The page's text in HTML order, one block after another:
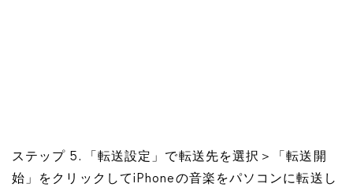
ステップ 5. 「転送設定」で転送先を選択＞「転送開
始」をクリックしてiPhoneの音楽をパソコンに転送し